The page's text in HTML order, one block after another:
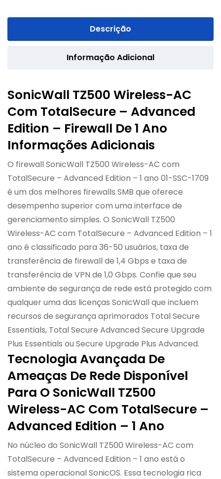
Descrição
Informação Adicional
SonicWall TZ500 Wireless-AC
Com TotalSecure – Advanced
Edition – Firewall De 1 Ano
Informações Adicionais
O firewall SonicWall TZ500 Wireless-AC com
TotalSecure – Advanced Edition – 1 ano 01-SSC-1709
é um dos melhores firewalls SMB que oferece
desempenho superior com uma interface de
gerenciamento simples. O SonicWall TZ500
Wireless-AC com TotalSecure – Advanced Edition – 1
ano é classificado para 36-50 usuários, taxa de
transferência de firewall de 1,4 Gbps e taxa de
transferência de VPN de 1,0 Gbps. Confie que seu
ambiente de segurança de rede está protegido com
qualquer uma das licenças SonicWall que incluem
recursos de segurança aprimorados Total Secure
Essentials, Total Secure Advanced Secure Upgrade
Plus Essentials ou Secure Upgrade Plus Advanced.
Tecnologia Avançada De
Ameaças De Rede Disponível
Para O SonicWall TZ500
Wireless-AC Com TotalSecure –
Advanced Edition – 1 Ano
No núcleo do SonicWall TZ500 Wireless-AC com
TotalSecure – Advanced Edition – 1 ano está o
sistema operacional SonicOS. Essa tecnologia rica